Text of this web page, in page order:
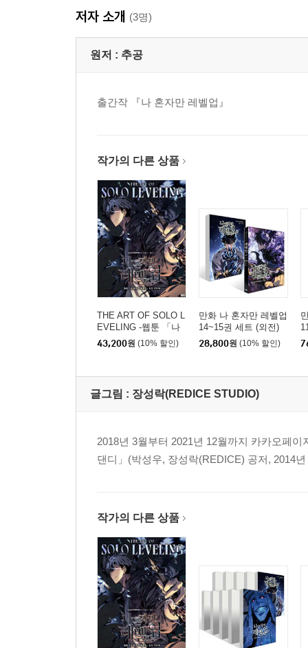
저자 소개 (3명)
원저 : 추공
출간작 『나 혼자만 레벨업』
작가의 다른 상품
THE ART OF SOLO L
EVELING -웹툰 「나
혼자만 레벨업」 공식
아트북-
43,200원 (10% 할인)
만화 나 혼자만 레벨업
14~15권 세트 (외전)
28,800원 (10% 할인)
글그림 : 장성락(REDICE STUDIO)
2018년 3월부터 2021년 12월까지 카카오페
댄디」(박성우, 장성락(REDICE) 공저, 2014
작가의 다른 상품